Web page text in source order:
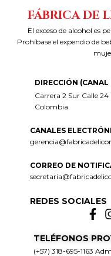
FÁBRICA DE
El exceso de alcohol es
Prohíbase el expendio de
DIRECCIÓN (CANAL
Carrera 2 Sur Calle
Colombia
CANALES
CORREO DE
REDES SOCIALES
TELÉFONOS
(+57) 318-695-1163